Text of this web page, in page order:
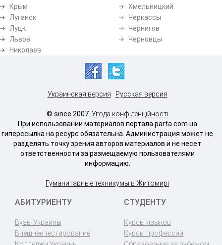
Крым
Луганск
Луцк
Львов
Николаев
Хмельницкий
Черкассы
Чернигов
Черновцы
Украинская версия Русская версия
© since 2007. Угода конфіденційності
При использовании материалов портала parta.com.ua
гиперссылка на ресурс обязательна. Администрация может не
разделять точку зрения авторов материалов и не несет
ответственности за размещаемую пользователями
информацию.
Гуманитарные техникумы в Житомирі
АБИТУРИЕНТУ
Вузы Украины
Внешнее тестирование
СТУДЕНТУ
Курсы языков
Курсы профессий